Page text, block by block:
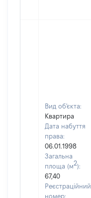
Вид об'єкта:
Квартира
Дата набуття
права:
06.01.1998
Загальна
площа (м2):
67,40
Реєстраційний
номер: